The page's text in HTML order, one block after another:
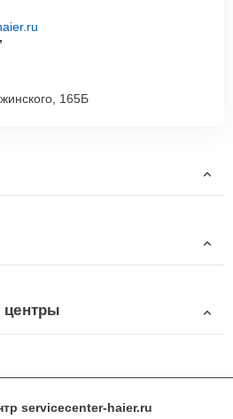
165Б
servicecenter-haier.ru